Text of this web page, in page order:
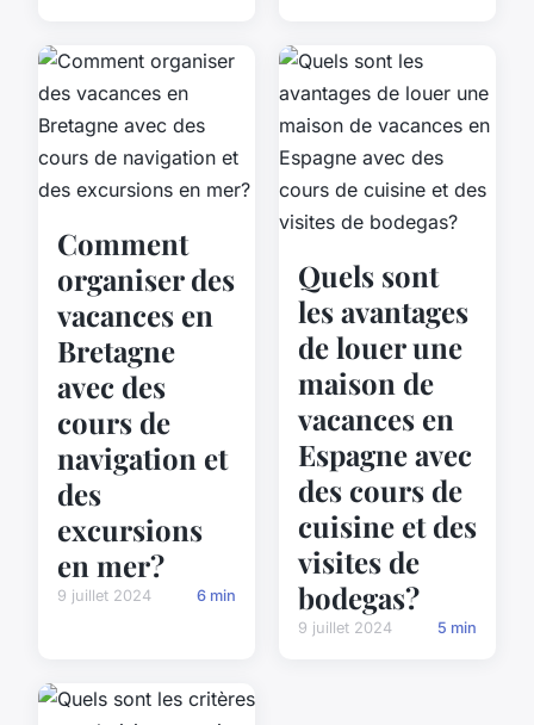
Comment
organiser des
vacances en
Bretagne
avec des
cours de
navigation et
des
excursions
en mer?
9 juillet 2024 6 min
Quels sont
les avantages
de louer une
maison de
vacances en
Espagne avec
des cours de
cuisine et des
visites de
bodegas?
9 juillet 2024 5 min